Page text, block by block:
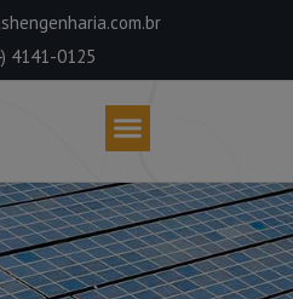
4141-0125